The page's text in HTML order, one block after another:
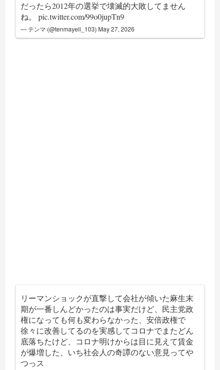
だったら2012年の選挙で壊滅的大敗してません
ね。pic.twitter.com/99o0jupTn9
— テンマ (@tenmayell_103) May 27, 2026
リーマンショックが直撃して会社が傾いた麻生末
期が一番しんどかったのは事実だけど、民主党政
権になっても何も変わらなかった、安倍政権で
徐々に改善してるのを実感してコロナでまたどん
底落ちたけど、コロナ明けからは目に見えて賃金
が爆増した、いち社会人の奇譚のない意見ってや
つっス